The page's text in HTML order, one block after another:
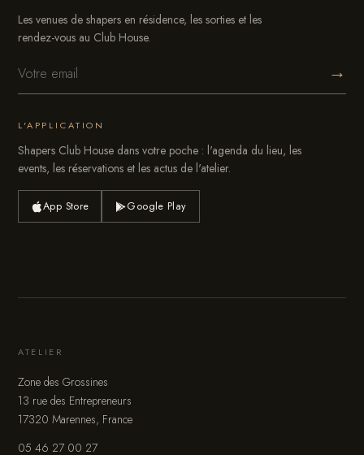
Les venues de shapers en résidence, les sorties et les
rendez-vous au Club House.
→
L'APPLICATION
Shapers Club House dans votre poche : l'agenda du lieu, les
events, les réservations et les actus de l'atelier.
App Store Google Play
ATELIER
Zone des Grossines
13 rue des Entrepreneurs
17320 Marennes, France
05 46 27 00 27